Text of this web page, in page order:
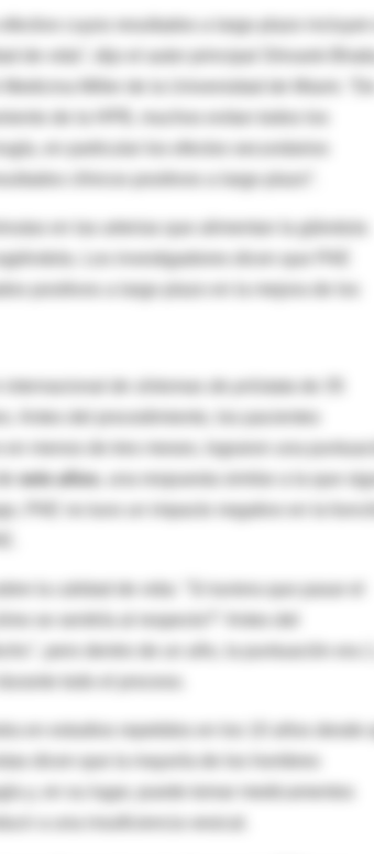
cuyos resultados a largo plazo
de vida”, dijo el autor principal Shivank
Miller de la Universidad de Miami.
de la HPB, muchos evitan todos los
en particular los efectos secundarios
clínicos positivos a largo plazo”.
en las arterias que alimentan la glándula
Los investigadores dicen que PAE
positivos a largo plazo en la mejora de los
en menos de tres meses, lograron una
seis años
, una respuesta similar a la que
PAE no tuvo un impacto negativo en la
la calidad de vida: "Si tuviera que pasar el
dicen que la mayoría de los hombres
y, en su lugar, puede tomar medicamentos
a una insuficiencia vesical.